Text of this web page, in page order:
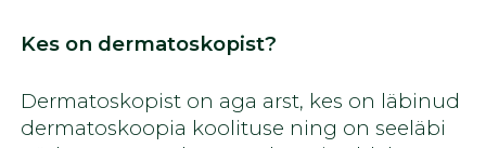
Kes on dermatoskopist?
Dermatoskopist on aga arst, kes on läbinud
dermatoskoopia koolituse ning on seeläbi